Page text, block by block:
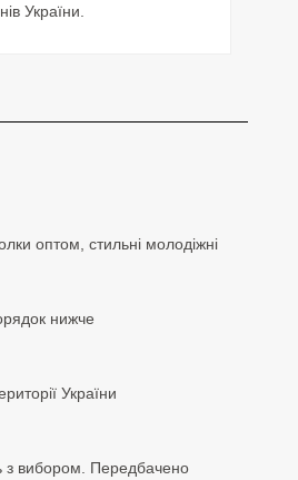
України.
оптом, стильні молодіжні
нижче
України
з вибором. Передбачено